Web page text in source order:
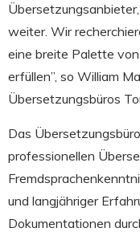
weiter. Wir
eine breite Palette
erfüllen”, so William
Übersetzungsbüros
Das
professionellen
und langjähriger
Dokumentationen